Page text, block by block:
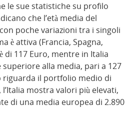
le sue statistiche su profilo
che l’età media del
poche variazioni tra i singoli
è attiva (Francia, Spagna,
di 117 Euro, mentre in Italia
superiore alla media, pari a 127
riguarda il portfolio medio di
mostra valori più elevati,
di una media europea di 2.890